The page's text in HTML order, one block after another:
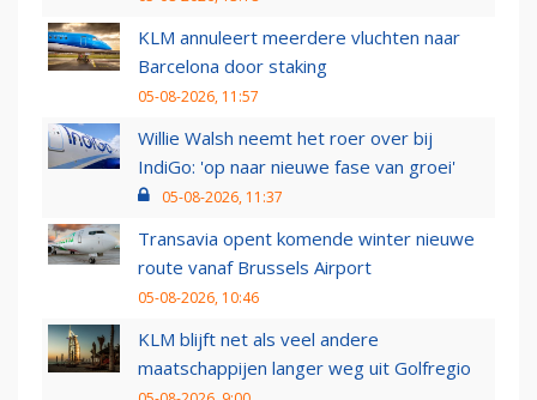
KLM annuleert meerdere vluchten naar
Barcelona door staking
05-08-2026, 11:57
Willie Walsh neemt het roer over bij
IndiGo: 'op naar nieuwe fase van groei'
05-08-2026, 11:37
Transavia opent komende winter nieuwe
route vanaf Brussels Airport
05-08-2026, 10:46
KLM blijft net als veel andere
maatschappijen langer weg uit Golfregio